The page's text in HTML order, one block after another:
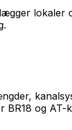
lokaler
BR18 og AT-